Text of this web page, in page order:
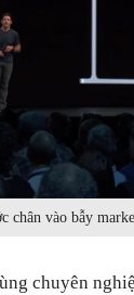
chân vào bẫy
chuyên